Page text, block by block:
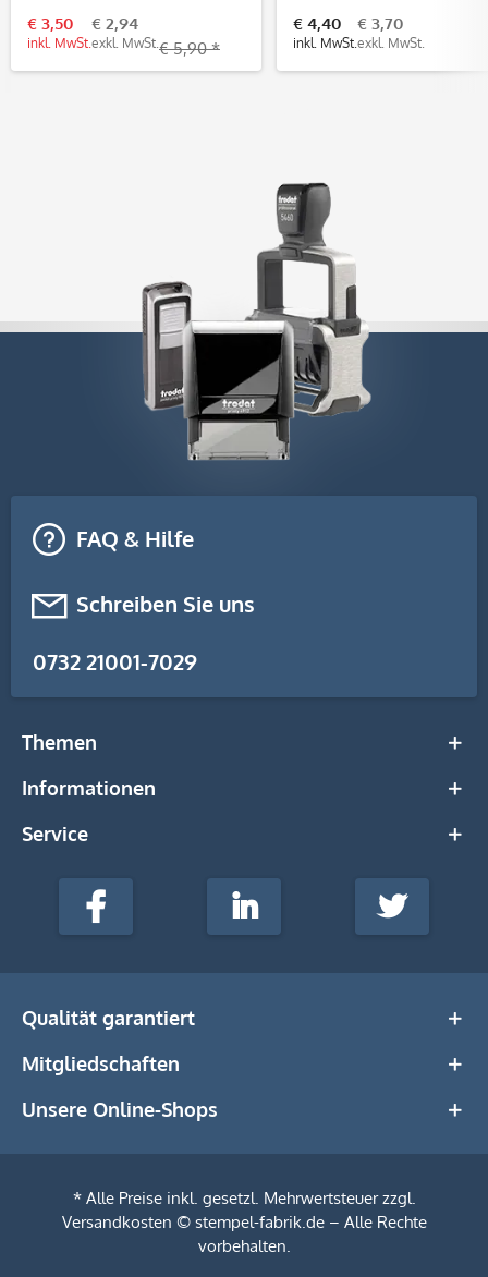
€ 3,50
inkl. MwSt.
€ 2,94
exkl. MwSt. € 5,90 *
€ 4,40
inkl. MwSt.
€ 3,70
exkl. MwSt.
FAQ & Hilfe
Schreiben Sie uns
0732 21001-7029
Themen
Informationen
Service
stempel-
Media
Facebook LinkedIn Twitter
Qualität garantiert
Mitgliedschaften
Unsere Online-Shops
* Alle Preise inkl. gesetzl. Mehrwertsteuer zzgl.
Versandkosten © stempel-fabrik.de – Alle Rechte
vorbehalten.